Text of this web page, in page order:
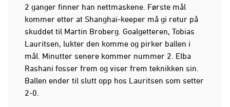
2 ganger finner han nettmaskene. Første mål
kommer etter at Shanghai-keeper må gi retur på
skuddet til Martin Broberg. Goalgetteren, Tobias
Lauritsen, lukter den komme og pirker ballen i
mål. Minutter senere kommer nummer 2. Elba
Rashani fosser frem og viser frem teknikken sin.
Ballen ender til slutt opp hos Lauritsen som setter
2-0.